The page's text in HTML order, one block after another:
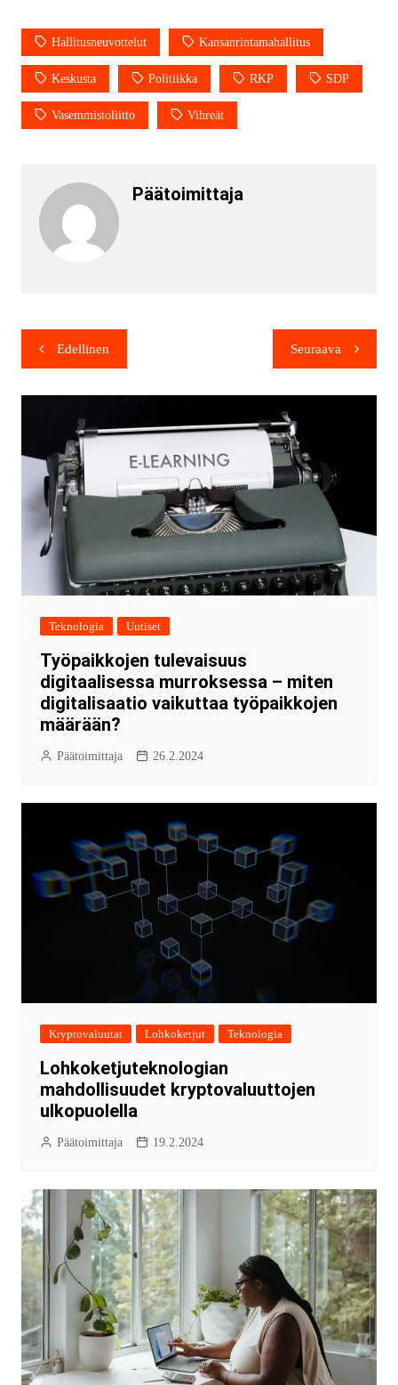
Hallitusneuvottelut Kansanrintamahallitus
Keskusta Politiikka RKP SDP
Vasemmistoliitto Vihreät
Päätoimittaja
Edellinen Seuraava
Teknologia Uutiset
Työpaikkojen tulevaisuus
digitaalisessa murroksessa – miten
digitalisaatio vaikuttaa työpaikkojen
määrään?
Päätoimittaja 26.2.2024
Kryptovaluutat Lohkoketjut Teknologia
Lohkoketjuteknologian
mahdollisuudet kryptovaluuttojen
ulkopuolella
Päätoimittaja 19.2.2024